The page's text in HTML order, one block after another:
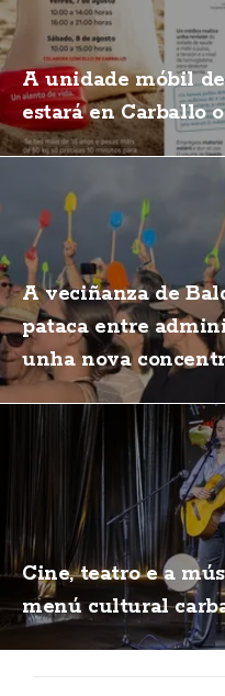
A unidade móbil
estará en Carballo
A veciñanza de
pataca entre
unha nova
Cine, teatro e a
menú cultural